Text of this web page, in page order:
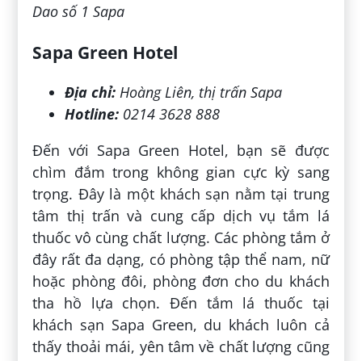
Dao số 1 Sapa
Sapa Green Hotel
Địa chỉ: Hoàng Liên, thị trấn Sapa
Hotline: 0214 3628 888
Đến với Sapa Green Hotel, bạn sẽ được
chìm đắm trong không gian cực kỳ sang
trọng. Đây là một khách sạn nằm tại trung
tâm thị trấn và cung cấp dịch vụ tắm lá
thuốc vô cùng chất lượng. Các phòng tắm ở
đây rất đa dạng, có phòng tập thể nam, nữ
hoặc phòng đôi, phòng đơn cho du khách
tha hồ lựa chọn. Đến tắm lá thuốc tại
khách sạn Sapa Green, du khách luôn cả
thấy thoải mái, yên tâm về chất lượng cũng